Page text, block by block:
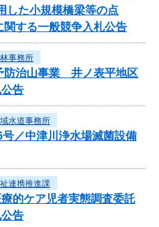
した小規模橋梁等の点
する一般競争入札公告
事務所
防治山事業 井ノ表平地区
告
水道事務所
号／中津川浄水場滅菌設備
連携推進課
的ケア児者実態調査委託
告